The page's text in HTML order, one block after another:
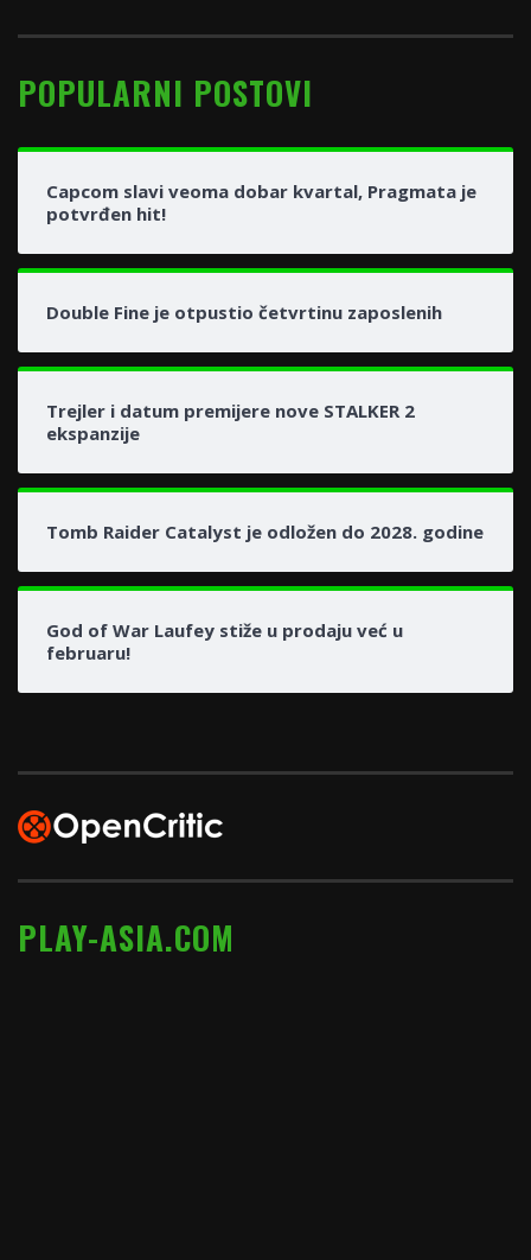
POPULARNI POSTOVI
Capcom slavi veoma dobar kvartal, Pragmata je
potvrđen hit!
Double Fine je otpustio četvrtinu zaposlenih
Trejler i datum premijere nove STALKER 2
ekspanzije
Tomb Raider Catalyst je odložen do 2028. godine
God of War Laufey stiže u prodaju već u
februaru!
PLAY-ASIA.COM